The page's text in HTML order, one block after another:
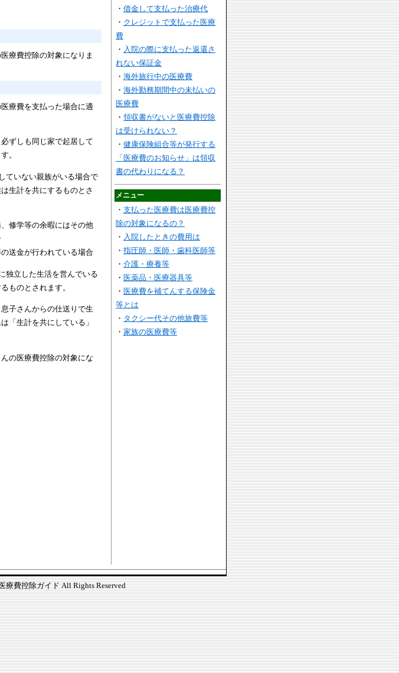
療費控除の対象になりま
療費を支払った場合に適
ずしも同じ家で起居して
。
ていない親族がいる場合で
生計を共にするものとさ
修学等の余暇にはその他
送金が行われている場合
独立した生活を営んでいる
ものとされます。
子さんからの仕送りで生
「生計を共にしている」
の医療費控除の対象にな
・ 借金して支払った治療代
・ クレジットで支払った医療
費
・ 入院の際に支払った返還さ
れない保証金
・ 海外旅行中の医療費
・ 海外勤務期間中の未払いの
医療費
・ 領収書がないと医療費控除
は受けられない？
・ 健康保険組合等が発行する
「医療費のお知らせ」は領収
書の代わりになる？
メニュー
・ 支払った医療費は医療費控
除の対象になるの？
・ 入院したときの費用は
・ 指圧師・医師・歯科医師等
・ 介護・療養等
・ 医薬品・医療器具等
・ 医療費を補てんする保険金
等とは
・ タクシー代その他旅費等
・ 家族の医療費等
療費控除ガイド All Rights Reserved